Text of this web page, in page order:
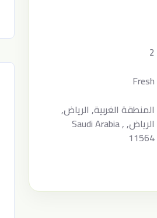
2
Fresh
المنطقة الغربية, الرياض,
الرياض, Saudi Arabia ,
11564